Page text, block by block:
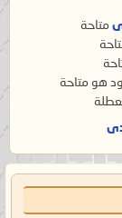
متاحة
هو متاحة